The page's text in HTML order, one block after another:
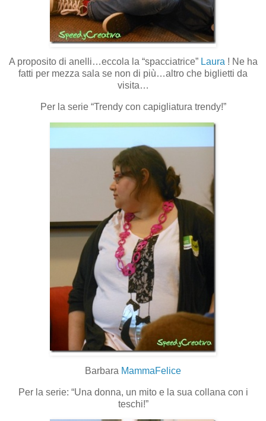
A proposito di anelli…eccola la “spacciatrice” Laura ! Ne ha
fatti per mezza sala se non di più…altro che biglietti da
visita…
Per la serie “Trendy con capigliatura trendy!”
Barbara MammaFelice
Per la serie: “Una donna, un mito e la sua collana con i
teschi!”